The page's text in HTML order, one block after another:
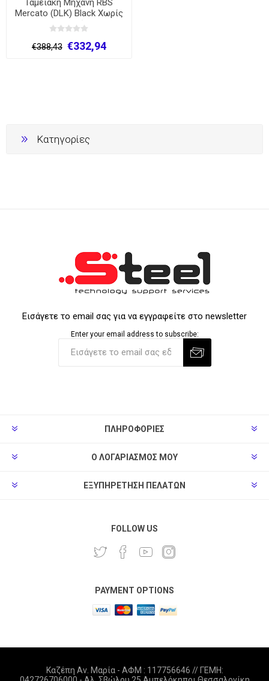
Ταμειακή Μηχανή RBS
Mercato (DLK) Black Χωρίς
Μπαταρία
€388,43 €332,94
Κατηγορίες
Εισάγετε το email σας για να εγγραφείτε στο newsletter
Enter your email address to subscribe:
ΠΛΗΡΟΦΟΡΊΕΣ
Ο ΛΟΓΑΡΙΑΣΜΌΣ ΜΟΥ
ΕΞΥΠΗΡΈΤΗΣΗ ΠΕΛΑΤΏΝ
FOLLOW US
PAYMENT OPTIONS
Καζέπη Αν. Μαρία - ΑΦΜ : 117756646 // ΓΕΜΗ: